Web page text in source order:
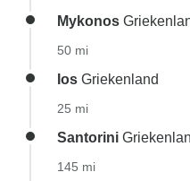
Mykonos
50 mi
Ios Griekenland
25 mi
Santorini
145 mi